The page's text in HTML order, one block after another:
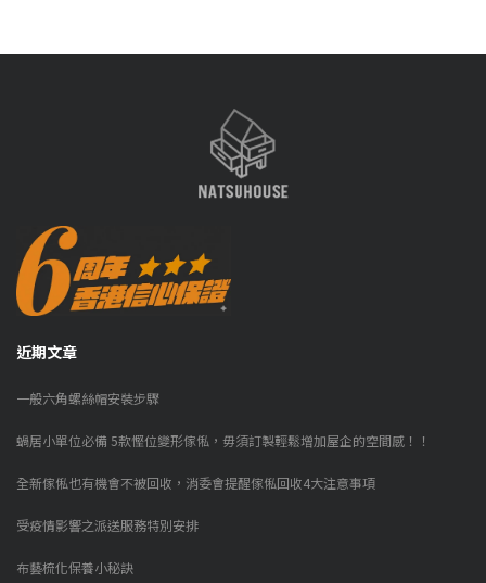
近期文章
一般六角螺絲帽安裝步驟
蝸居小單位必備 5款慳位變形傢俬，毋須訂製輕鬆增加屋企的空間感！！
全新傢俬也有機會不被回收，消委會提醒傢俬回收4大注意事項
受疫情影響之派送服務特別安排
布藝梳化保養小秘訣